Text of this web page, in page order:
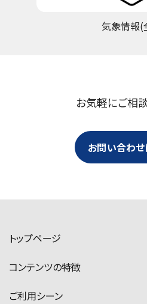
気象情報(
お気軽にご相
お問い合わせ
トップページ
コンテンツの特徴
ご利用シーン